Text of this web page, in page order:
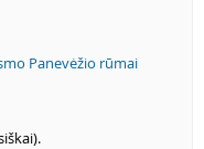
Panevėžio rūmai